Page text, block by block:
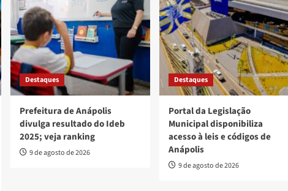
Destaques
Prefeitura de Anápolis
divulga resultado do Ideb
2025; veja ranking
9 de agosto de 2026
Destaques
Portal da Legislação
Municipal disponibiliza
acesso à leis e códigos de
Anápolis
9 de agosto de 2026